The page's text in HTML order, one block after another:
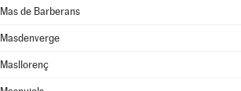
Mas de Barberans
Masdenverge
Masllorenç